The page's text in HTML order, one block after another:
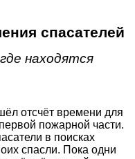
спасателей
находятся
отсчёт времени для
пожарной части.
в поисках
спасли. Пока одни